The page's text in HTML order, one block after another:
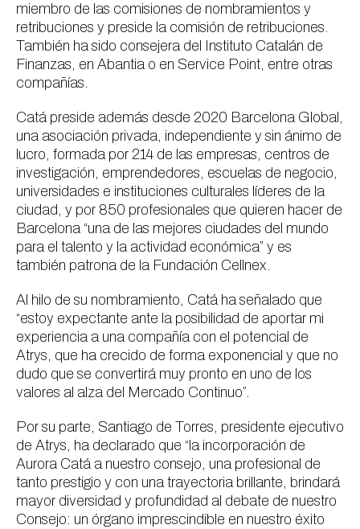
miembro de las comisiones de nombramientos y
retribuciones y preside la comisión de retribuciones.
También ha sido consejera del Instituto Catalán de
Finanzas, en Abantia o en Service Point, entre otras
compañías.
Catá preside además desde 2020 Barcelona Global,
una asociación privada, independiente y sin ánimo de
lucro, formada por 214 de las empresas, centros de
investigación, emprendedores, escuelas de negocio,
universidades e instituciones culturales líderes de la
ciudad, y por 850 profesionales que quieren hacer de
Barcelona “una de las mejores ciudades del mundo
para el talento y la actividad económica” y es
también patrona de la Fundación Cellnex.
Al hilo de su nombramiento, Catá ha señalado que
“estoy expectante ante la posibilidad de aportar mi
experiencia a una compañía con el potencial de
Atrys, que ha crecido de forma exponencial y que no
dudo que se convertirá muy pronto en uno de los
valores al alza del Mercado Continuo”.
Por su parte, Santiago de Torres, presidente ejecutivo
de Atrys, ha declarado que “la incorporación de
Aurora Catá a nuestro consejo, una profesional de
tanto prestigio y con una trayectoria brillante, brindará
mayor diversidad y profundidad al debate de nuestro
Consejo: un órgano imprescindible en nuestro éxito